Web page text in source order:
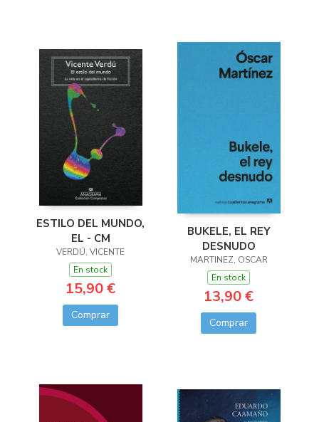
ESTILO DEL MUNDO,
EL - CM
VERDÚ, VICENTE
En stock
15,90 €
Comprar
BUKELE, EL REY
DESNUDO
MARTINEZ, OSCAR
En stock
13,90 €
Comprar